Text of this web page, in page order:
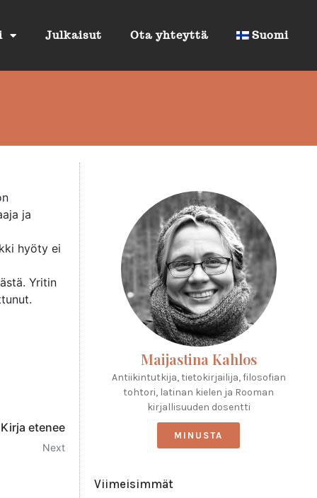
Julkaisut Ota yhteyttä Suomi
ja
hyöty ei
Yritin
Kirja etenee
Next
Maijastina Kahlos
Antiikintutkija, tietokirjailija, filosofian
tohtori, latinan kielen ja Rooman
kirjallisuuden dosentti
MINUSTA
Viimeisimmät